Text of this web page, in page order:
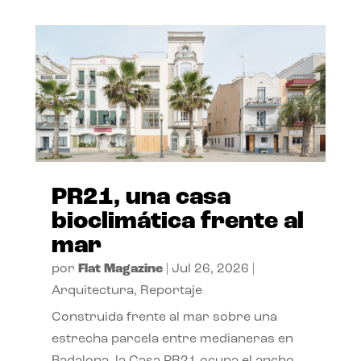
PR21, una casa
bioclimática frente al
mar
por Flat Magazine| Jul 26, 2026
Arquitectura, Reportaje
Construida frente al mar sobre una
estrecha parcela entre medianeras en